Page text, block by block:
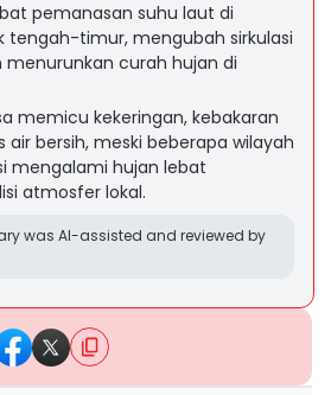
pemanasan suhu laut di
tengah-timur, mengubah sirkulasi
menurunkan curah hujan di
memicu kekeringan, kebakaran
air bersih, meski beberapa wilayah
mengalami hujan lebat
atmosfer lokal.
was AI-assisted and reviewed by